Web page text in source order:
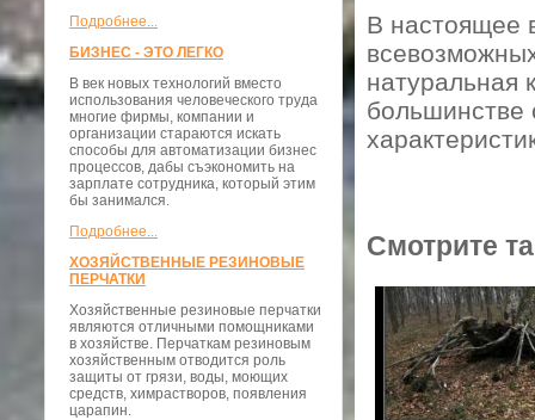
Подробнее...
БИЗНЕС - ЭТО ЛЕГКО
В век новых технологий вместо
использования человеческого труда
многие фирмы, компании и
организации стараются искать
способы для автоматизации бизнес
процессов, дабы съэкономить на
зарплате сотрудника, который этим
бы занимался.
Подробнее...
ХОЗЯЙСТВЕННЫЕ РЕЗИНОВЫЕ
ПЕРЧАТКИ
Хозяйственные резиновые перчатки
являются отличными помощниками
в хозяйстве. Перчаткам резиновым
хозяйственным отводится роль
защиты от грязи, воды, моющих
средств, химрастворов, появления
царапин.
В настоящее
натуральная
большинстве
Смотрите